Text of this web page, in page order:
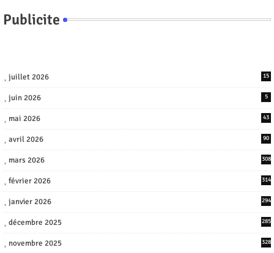
Publicite
juillet 2026 15
juin 2026 5
mai 2026 43
avril 2026 90
mars 2026 308
février 2026 314
janvier 2026 294
décembre 2025 285
novembre 2025 328